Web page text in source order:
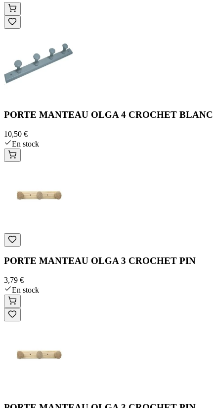
PORTE MANTEAU OLGA 4 CROCHET BLANC
10,50 €
En stock
PORTE MANTEAU OLGA 3 CROCHET PIN
3,79 €
En stock